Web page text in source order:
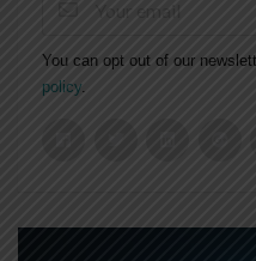
You can opt out of our
policy